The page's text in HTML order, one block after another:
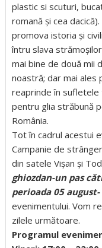
plastic si scuturi,
romană și cea
promova istoria și
întru slava
mai bine de două mii
noastră; dar mai ales
reaprinde în sufletele
pentru glia străbună
România.
Tot în cadrul acestui
Campanie de
din satele Vișan și
ghiozdan-un pas
perioada 05
evenimentului. Vom
zilele următoare.
Programul